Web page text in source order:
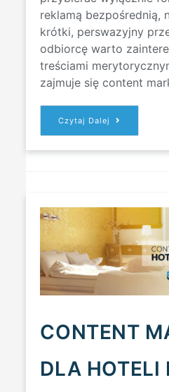
reklamą bezpośrednią,
krótki, perswazyjny
odbiorcę warto
treściami
zajmuje się content
Czytaj Dalej
CONTENT
CO
TO
CONTENT
DLA HOTELI I